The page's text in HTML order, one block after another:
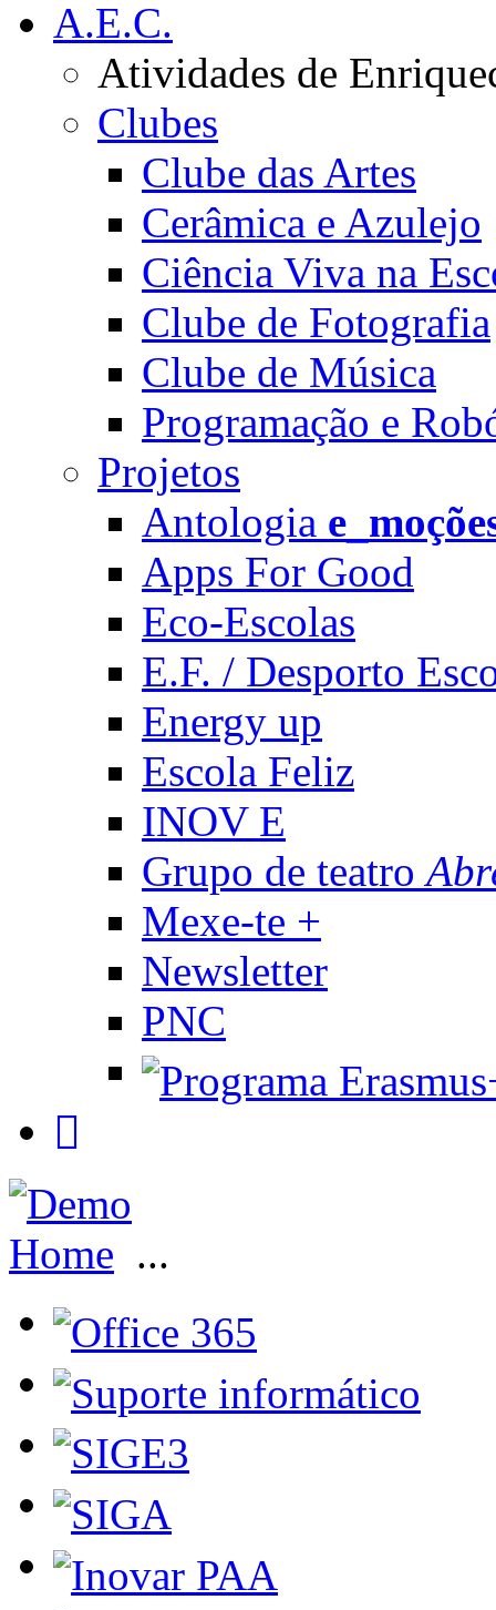
A.E.C.
Atividades de
Clubes
Clube das Artes
Cerâmica e Azulejo
Ciência Viva na
Clube de Fotografia
Clube de Música
Programação e
Projetos
Antologia
Apps For Good
Eco-Escolas
E.F. / Desporto
Energy up
Escola Feliz
INOV E
Grupo de teatro
Mexe-te +
Newsletter
PNC
Home ...